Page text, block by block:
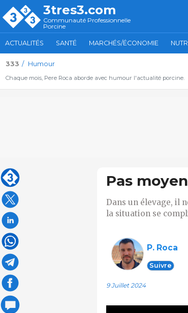
3tres3.com
Communauté Professionnelle
Porcine
ACTUALITÉS SANTÉ MARCHÉS/ÉCONOMIE
333 Humour
Chaque mois, Pere Roca aborde avec humour l'actualité porcine.
Pas
Dans un élevage, il
la situation se
P. Roca
Suivre
9 Juillet 2024